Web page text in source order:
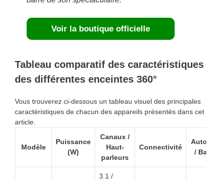
Voir la boutique officielle
Tableau comparatif des caractéristiques
des différentes enceintes 360°
Vous trouverez ci-dessous un tableau visuel des principales
caractéristiques de chacun des appareils présentés dans cet
article.
Modèle
Puissance
(W)
Canaux /
Haut-
parleurs
Connectivité
/
3.1 /